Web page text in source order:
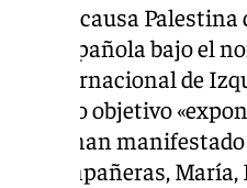
de la causa Palestina
española bajo el
Internacional de
como objetivo
que se han
y compañeras,